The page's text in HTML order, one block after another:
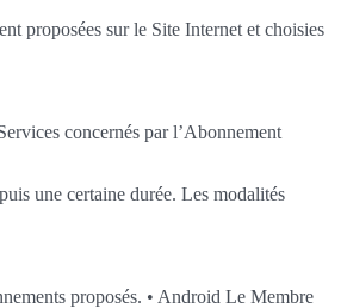
proposées sur le Site Internet et choisies
concernés par l’Abonnement
une certaine durée. Les modalités
proposés. • Android Le Membre